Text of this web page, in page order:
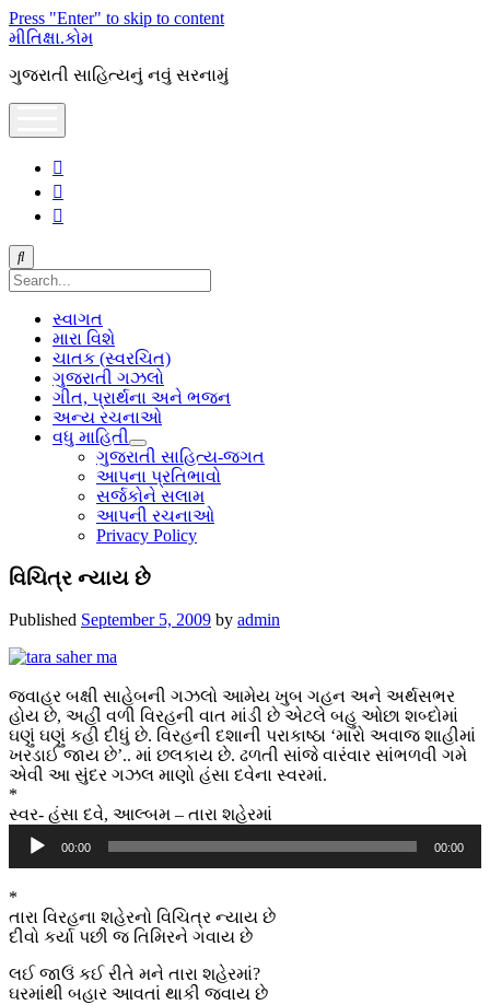
Press "Enter" to skip to content
મીતિક્ષા.કોમ
ગુજરાતી સાહિત્યનું નવું સરનામું
Search
સ્વાગત
મારા વિશે
ચાતક (સ્વરચિત)
ગુજરાતી ગઝલો
ગીત, પ્રાર્થના અને ભજન
અન્ય રચનાઓ
વધુ માહિતી
open
dropdown
menu
ગુજરાતી સાહિત્ય-જગત
આપના પ્રતિભાવો
સર્જકોને સલામ
આપની રચનાઓ
Privacy Policy
વિચિત્ર ન્યાય છે
Published September 5, 2009 by admin
જવાહર બક્ષી સાહેબની ગઝલો આમેય ખુબ ગહન અને અર્થસભર
હોય છે, અહીં વળી વિરહની વાત માંડી છે એટલે બહુ ઓછા શબ્દોમાં
ઘણું ઘણું કહી દીધું છે. વિરહની દશાની પરાકાષ્ઠા ‘મારો અવાજ શાહીમાં
ખરડાઈ જાય છે’.. માં છલકાય છે. ઢળતી સાંજે વારંવાર સાંભળવી ગમે
એવી આ સુંદર ગઝલ માણો હંસા દવેના સ્વરમાં.
*
સ્વર- હંસા દવે, આલ્બમ – તારા શહેરમાં
Audio
Player
00:00 00:00
*
તારા વિરહના શહેરનો વિચિત્ર ન્યાય છે
દીવો કર્યા પછી જ તિમિરને ગવાય છે
લઈ જાઉં કઈ રીતે મને તારા શહેરમાં?
ઘરમાંથી બહાર આવતાં થાકી જવાય છે